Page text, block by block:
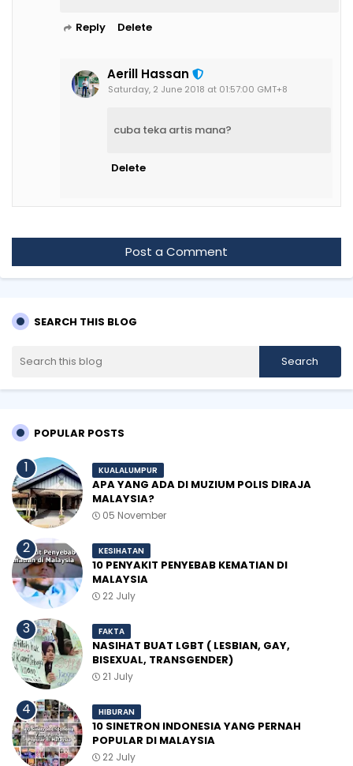
Reply Delete
Aerill Hassan
Saturday, 2 June 2018 at 01:57:00 GMT+8
cuba teka artis mana?
Delete
Post a Comment
SEARCH THIS BLOG
POPULAR POSTS
KUALALUMPUR
APA YANG ADA DI MUZIUM POLIS DIRAJA
MALAYSIA?
05 November
KESIHATAN
10 PENYAKIT PENYEBAB KEMATIAN DI
MALAYSIA
22 July
FAKTA
NASIHAT BUAT LGBT ( LESBIAN, GAY,
BISEXUAL, TRANSGENDER)
21 July
HIBURAN
10 SINETRON INDONESIA YANG PERNAH
POPULAR DI MALAYSIA
22 July